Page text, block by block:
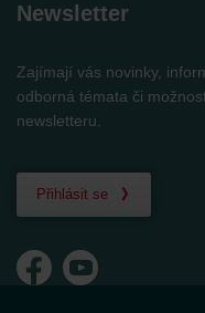
Newsletter
Zajímají vás novinky,
odborná témata či
newsletteru.
Přihlásit se